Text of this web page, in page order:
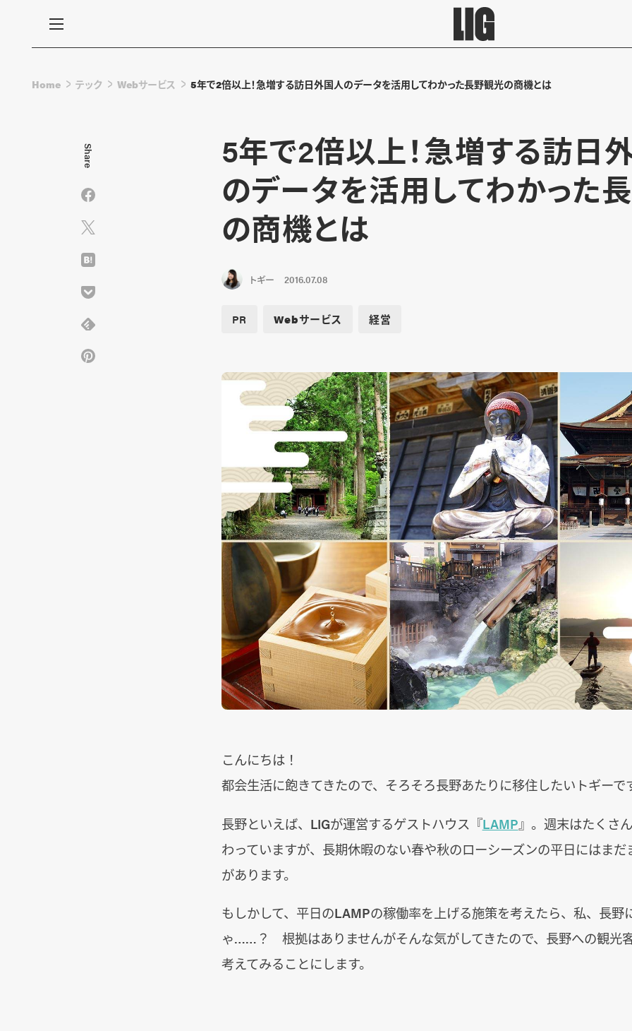
Home テック Webサービス 5年で2倍以上！急増する訪日外国人のデータを活用してわかった長野観光の商機とは
5年で2倍以上！急増する訪日
のデータを活用してわかった
の商機とは
トギー 2016.07.08
PR Webサービス 経営
こんにちは！
都会生活に飽きてきたので、そろそろ長野あたりに移住したいトギーで
長野といえば、LIGが運営するゲストハウス『LAMP』。週末はたくさ
わっていますが、長期休暇のない春や秋のローシーズンの平日にはまだ
があります。
もしかして、平日のLAMPの稼働率を上げる施策を考えたら、私、長野
ゃ……？ 根拠はありませんがそんな気がしてきたので、長野への観光
考えてみることにします。
Share